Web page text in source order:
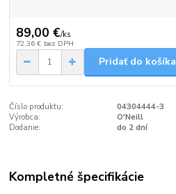
89,00 €/ks
72,36 € bez DPH
Pridať do košíka
Číslo produktu:
04304444-3
Výrobca:
O'Neill
Dodanie:
do 2 dní
Kompletné špecifikácie